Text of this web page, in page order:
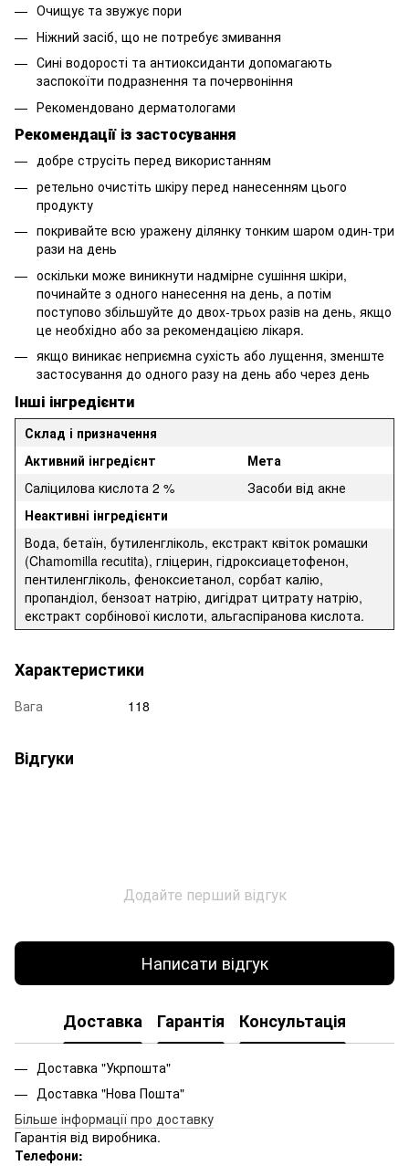
Очищує та звужує пори
Ніжний засіб, що не потребує змивання
Сині водорості та антиоксиданти допомагають
заспокоїти подразнення та почервоніння
Рекомендовано дерматологами
Рекомендації із застосування
добре струсіть перед використанням
ретельно очистіть шкіру перед нанесенням цього
продукту
покривайте всю уражену ділянку тонким шаром один-три
рази на день
оскільки може виникнути надмірне сушіння шкіри,
починайте з одного нанесення на день, а потім
поступово збільшуйте до двох-трьох разів на день, якщо
це необхідно або за рекомендацією лікаря.
якщо виникає неприємна сухість або лущення, зменште
застосування до одного разу на день або через день
Інші інгредієнти
Склад і призначення
Активний інгредієнт
Мета
Саліцилова кислота 2 %
Засоби від акне
Неактивні інгредієнти
Вода, бетаїн, бутиленгліколь, екстракт квіток ромашки
(Chamomilla recutita), гліцерин, гідроксиацетофенон,
пентиленгліколь, феноксиетанол, сорбат калію,
пропандіол, бензоат натрію, дигідрат цитрату натрію,
екстракт сорбінової кислоти, альгаспіранова кислота.
Характеристики
Вага 118
Відгуки
Додайте перший відгук
Написати відгук
Доставка Гарантія Консультація
Доставка "Укрпошта"
Доставка "Нова Пошта"
Більше інформації про доставку
Гарантія від виробника.
Телефони: